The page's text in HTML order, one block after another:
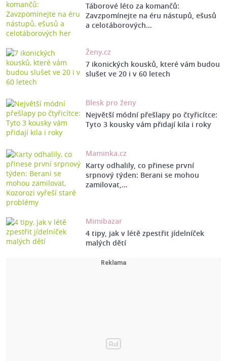
Táborové léto za komančů:
Zavzpomínejte na éru nástupů, ešusů
a celotáborových…
Ženy.cz
7 ikonických kousků, které vám budou
slušet ve 20 i v 60 letech
Blesk pro ženy
Největší módní přešlapy po čtyřicítce:
Tyto 3 kousky vám přidají kila i roky
Maminka.cz
Karty odhalily, co přinese první
srpnový týden: Berani se mohou
zamilovat,…
Mimibazar
4 tipy, jak v létě zpestřit jídelníček
malých dětí